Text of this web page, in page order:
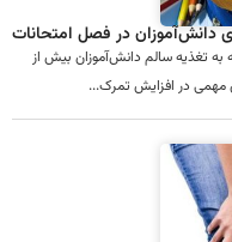
دانش‌آموزان در فصل امتحانات
به تغذیه سالم دانش‌آموزان بیش از
مهمی در افزایش تمرک...